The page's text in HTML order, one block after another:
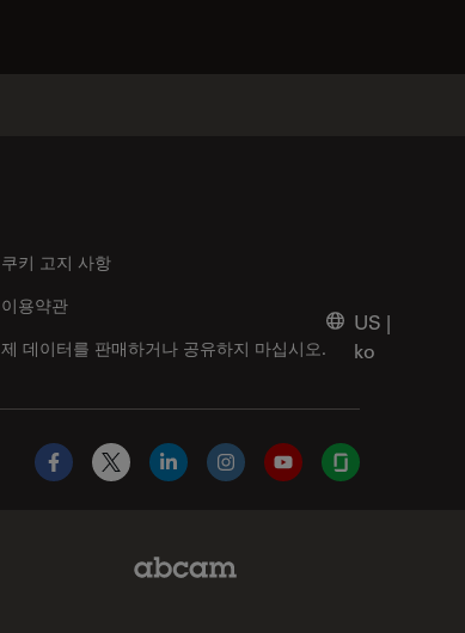
쿠키 고지 사항
제 데이터를 판매하거나 공유하지 마십시오.
이용약관
US |
ko
Facebook
X LinkedInInstagramYouTubeGlassdoor